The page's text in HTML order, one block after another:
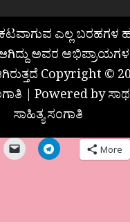
ಎಲ್ಲ ಬರಹಗಳ
ಅವರ
Copyright ©
| Powered by
ಸಾಹಿತ್ಯ ಸಂಗಾತಿ
More